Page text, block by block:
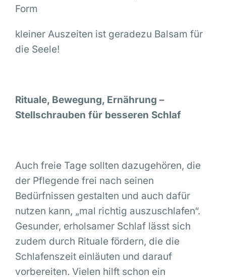
Form
kleiner Auszeiten ist geradezu Balsam für
die Seele!
Rituale, Bewegung, Ernährung –
Stellschrauben für besseren Schlaf
Auch freie Tage sollten dazugehören, die
der Pflegende frei nach seinen
Bedürfnissen gestalten und auch dafür
nutzen kann, „mal richtig auszuschlafen“.
Gesunder, erholsamer Schlaf lässt sich
zudem durch Rituale fördern, die die
Schlafenszeit einläuten und darauf
vorbereiten. Vielen hilft schon ein